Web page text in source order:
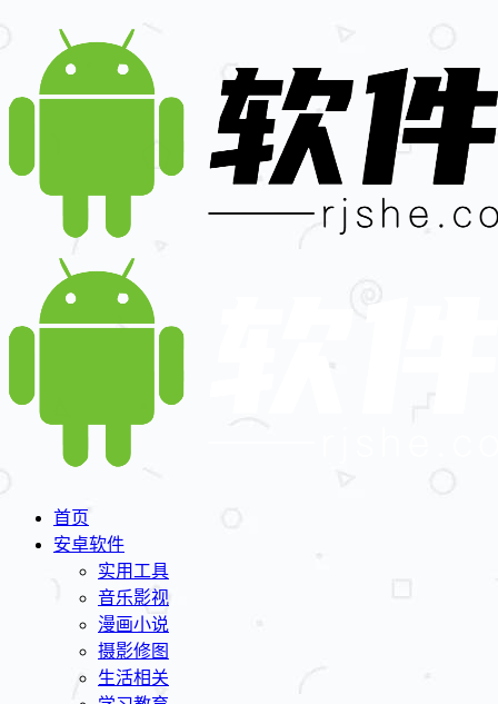
首页
安卓软件
实用工具
音乐影视
漫画小说
摄影修图
生活相关